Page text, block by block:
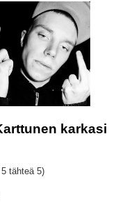
karkasi
tähteä 5)